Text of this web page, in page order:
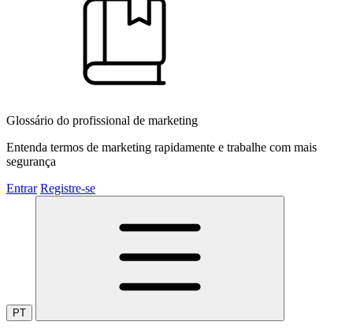
Glossário do profissional de marketing
Entenda termos de marketing rapidamente e trabalhe com mais
segurança
Entrar Registre-se
PT